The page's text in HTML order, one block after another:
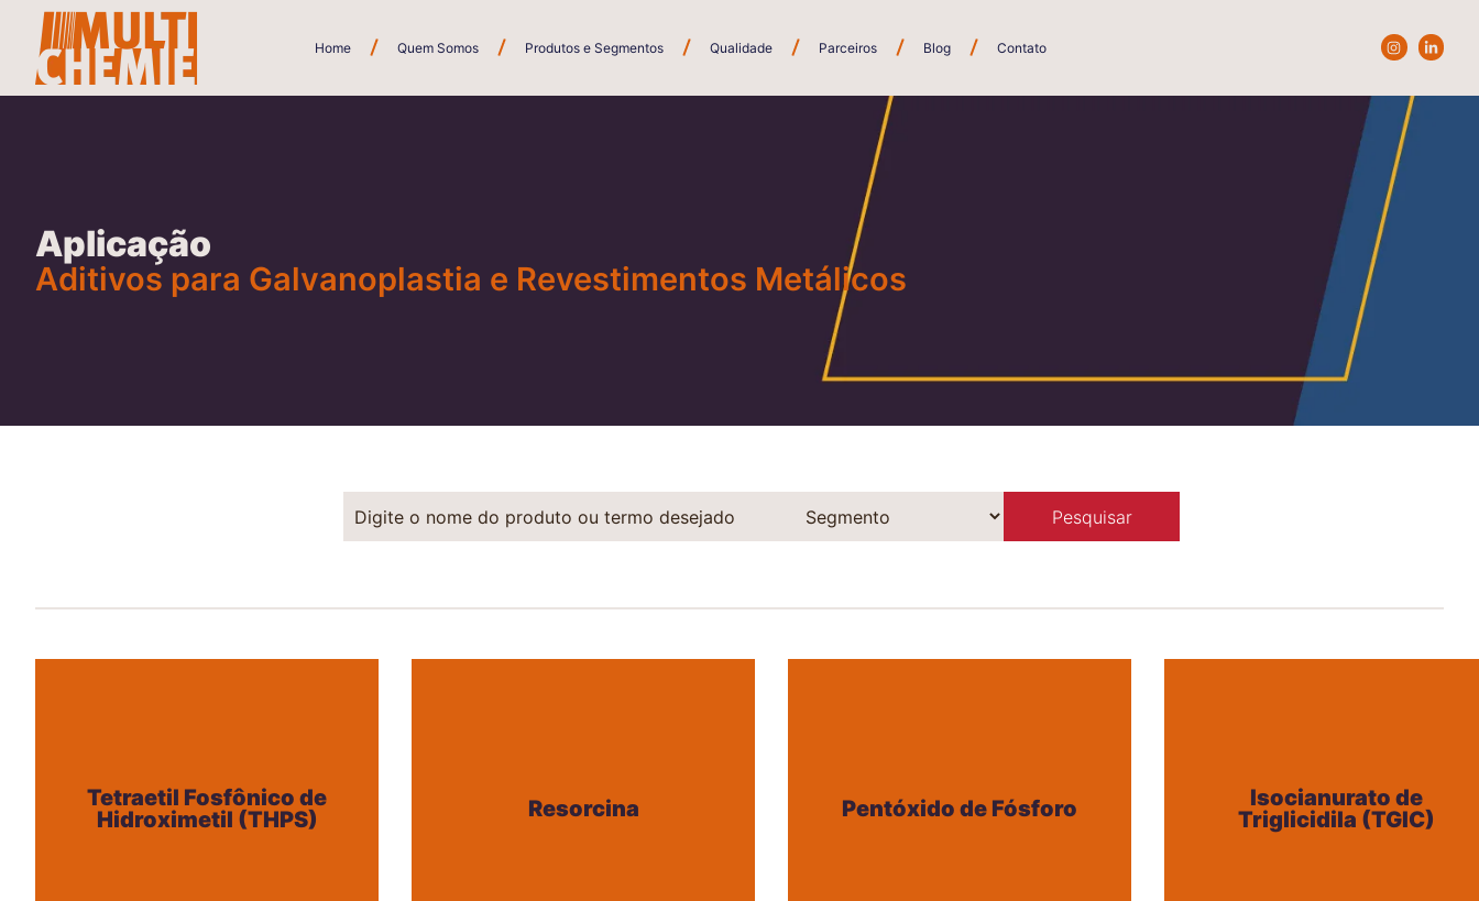
Home Quem Somos Produtos e Segmentos Qualidade Parceiros Blog Contato
Aplicação
Aditivos para Galvanoplastia e Revestimentos Metálicos
Tetraetil Fosfônico de
Hidroximetil (THPS)
Hidroximetil (THPS)
+
Resorcina
+ Pentóxido de Fósforo
+
Isocianurato de
Triglicidila (TGIC)
Triglicidila (TGIC)
+